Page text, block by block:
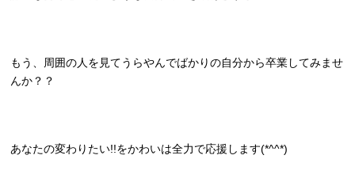
もう、周囲の人を見てうらやんでばかりの自分から卒業してみませ
んか？？
あなたの変わりたい!!をかわいは全力で応援します(*^^*)